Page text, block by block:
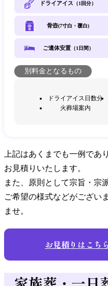
ドライアイス （1回分）
骨壺(7寸白・覆白)
ご遺体安置（1日間）
別料金となるもの
ドライアイス日数分
火葬場案内
上記はあくまでも一例であ
お見積りいたします。
また、原則として宗旨・宗
ご希望の様式などがござい
ませ。
お見積りはこちら